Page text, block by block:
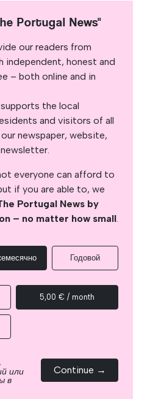
Portugal News"
our readers from
independent, honest and
– both online and in
the local
and visitors of all
newspaper, website,
everyone can afford to
if you are able to, we
Portugal News by
– no matter how small.
Годовой
5,00 € / month
или
в
Continue →